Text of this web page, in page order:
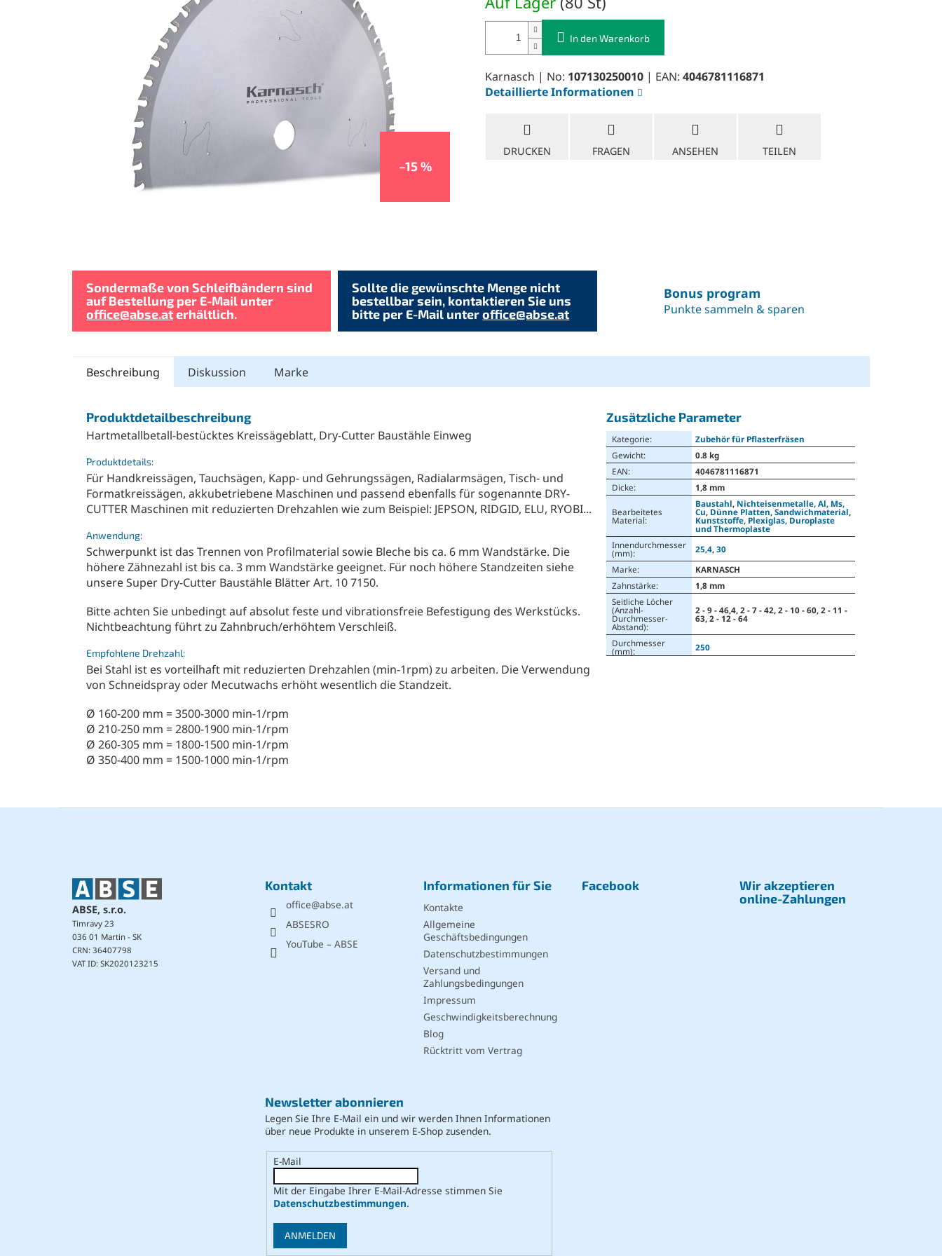
–15 %
In den Warenkorb
Karnasch | No: 107130250010 | EAN: 4046781116871
Detaillierte Informationen
DRUCKEN FRAGEN ANSEHEN TEILEN
Sondermaße von Schleifbändern sind
auf Bestellung per E-Mail unter
office@abse.aterhältlich.
Sollte die gewünschte Menge nicht
bestellbar sein, kontaktieren Sie uns
bitte per E-Mail unteroffice@abse.at
Bonus program
Punkte sammeln & sparen
Beschreibung Diskussion Marke
Produktdetailbeschreibung
Hartmetallbetall-bestücktes Kreissägeblatt, Dry-Cutter Baustähle Einweg
Produktdetails:
Für Handkreissägen, Tauchsägen, Kapp- und Gehrungssägen, Radialarmsägen, Tisch- und
Formatkreissägen, akkubetriebene Maschinen und passend ebenfalls für sogenannte DRY-
CUTTER Maschinen mit reduzierten Drehzahlen wie zum Beispiel: JEPSON, RIDGID, ELU, RYOBI...
Anwendung:
Schwerpunkt ist das Trennen von Profilmaterial sowie Bleche bis ca. 6 mm Wandstärke. Die
höhere Zähnezahl ist bis ca. 3 mm Wandstärke geeignet. Für noch höhere Standzeiten siehe
unsere Super Dry-Cutter Baustähle Blätter Art. 10 7150.
Bitte achten Sie unbedingt auf absolut feste und vibrationsfreie Befestigung des Werkstücks.
Nichtbeachtung führt zu Zahnbruch/erhöhtem Verschleiß.
Empfohlene Drehzahl:
Bei Stahl ist es vorteilhaft mit reduzierten Drehzahlen (min-1rpm) zu arbeiten. Die Verwendung
von Schneidspray oder Mecutwachs erhöht wesentlich die Standzeit.
Ø 160-200 mm = 3500-3000 min-1/rpm
Ø 210-250 mm = 2800-1900 min-1/rpm
Ø 260-305 mm = 1800-1500 min-1/rpm
Ø 350-400 mm = 1500-1000 min-1/rpm
Zusätzliche Parameter
Kategorie:
Zubehör für Pflasterfräsen
Gewicht:
0.8 kg
EAN:
4046781116871
Dicke: 1,8 mm
Bearbeitetes
Material:
Baustahl, Nichteisenmetalle, Al, Ms,
Cu, Dünne Platten, Sandwichmaterial,
Kunststoffe, Plexiglas, Duroplaste
und Thermoplaste
Innendurchmesser
(mm): 25,4,30
Marke:
KARNASCH
Zahnstärke:
1,8 mm
Seitliche Löcher
(Anzahl-
Durchmesser-
Abstand):
2 - 9 - 46,4, 2 - 7 - 42, 2 - 10 - 60, 2 - 11 -
63, 2 - 12 - 64
Durchmesser
(mm): 250
ABSE, s.r.o.
Timravy 23
036 01 Martin - SK
CRN: 36407798
VAT ID: SK2020123215
Kontakt
office@abse.at
ABSESRO
YouTube – ABSE
Informationen für Sie
Kontakte
Allgemeine
Geschäftsbedingungen
Datenschutzbestimmungen
Versand und
Zahlungsbedingungen
Impressum
Geschwindigkeitsberechnung
Blog
Rücktritt vom Vertrag
Facebook
Wir akzeptieren
online-Zahlungen
Newsletter abonnieren
Legen Sie Ihre E-Mail ein und wir werden Ihnen Informationen
über neue Produkte in unserem E-Shop zusenden.
E-Mail
Mit der Eingabe Ihrer E-Mail-Adresse stimmen Sie
Datenschutzbestimmungen.
ANMELDEN